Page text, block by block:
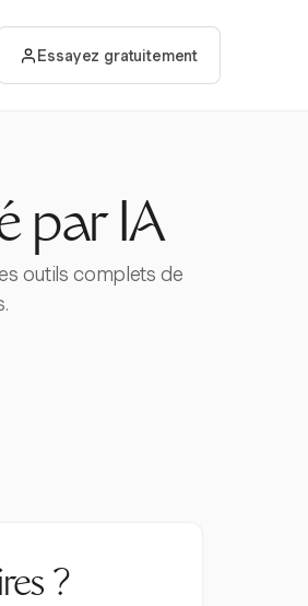
Essayez gratuitement
par IA
outils complets de
?